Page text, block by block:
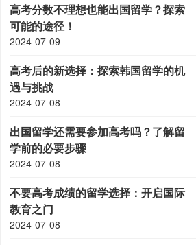
高考分数不理想也能出国留学？探索
可能的途径！
2024-07-09
高考后的新选择：探索韩国留学的机
遇与挑战
2024-07-08
出国留学还需要参加高考吗？了解留
学前的必要步骤
2024-07-08
不要高考成绩的留学选择：开启国际
教育之门
2024-07-08